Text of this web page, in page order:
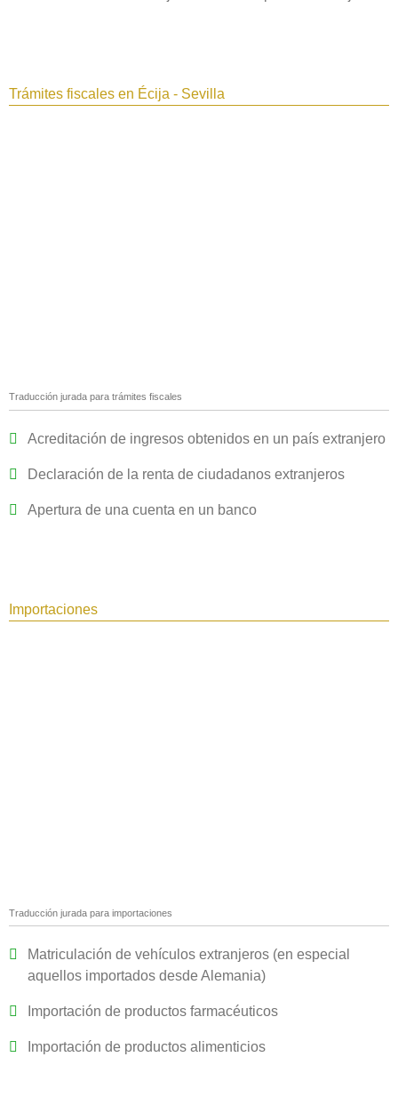
Trámites fiscales en Écija - Sevilla
Traducción jurada para trámites fiscales
Acreditación de ingresos obtenidos en un país extranjero
Declaración de la renta de ciudadanos extranjeros
Apertura de una cuenta en un banco
Importaciones
Traducción jurada para importaciones
Matriculación de vehículos extranjeros (en especial
aquellos importados desde Alemania)
Importación de productos farmacéuticos
Importación de productos alimenticios